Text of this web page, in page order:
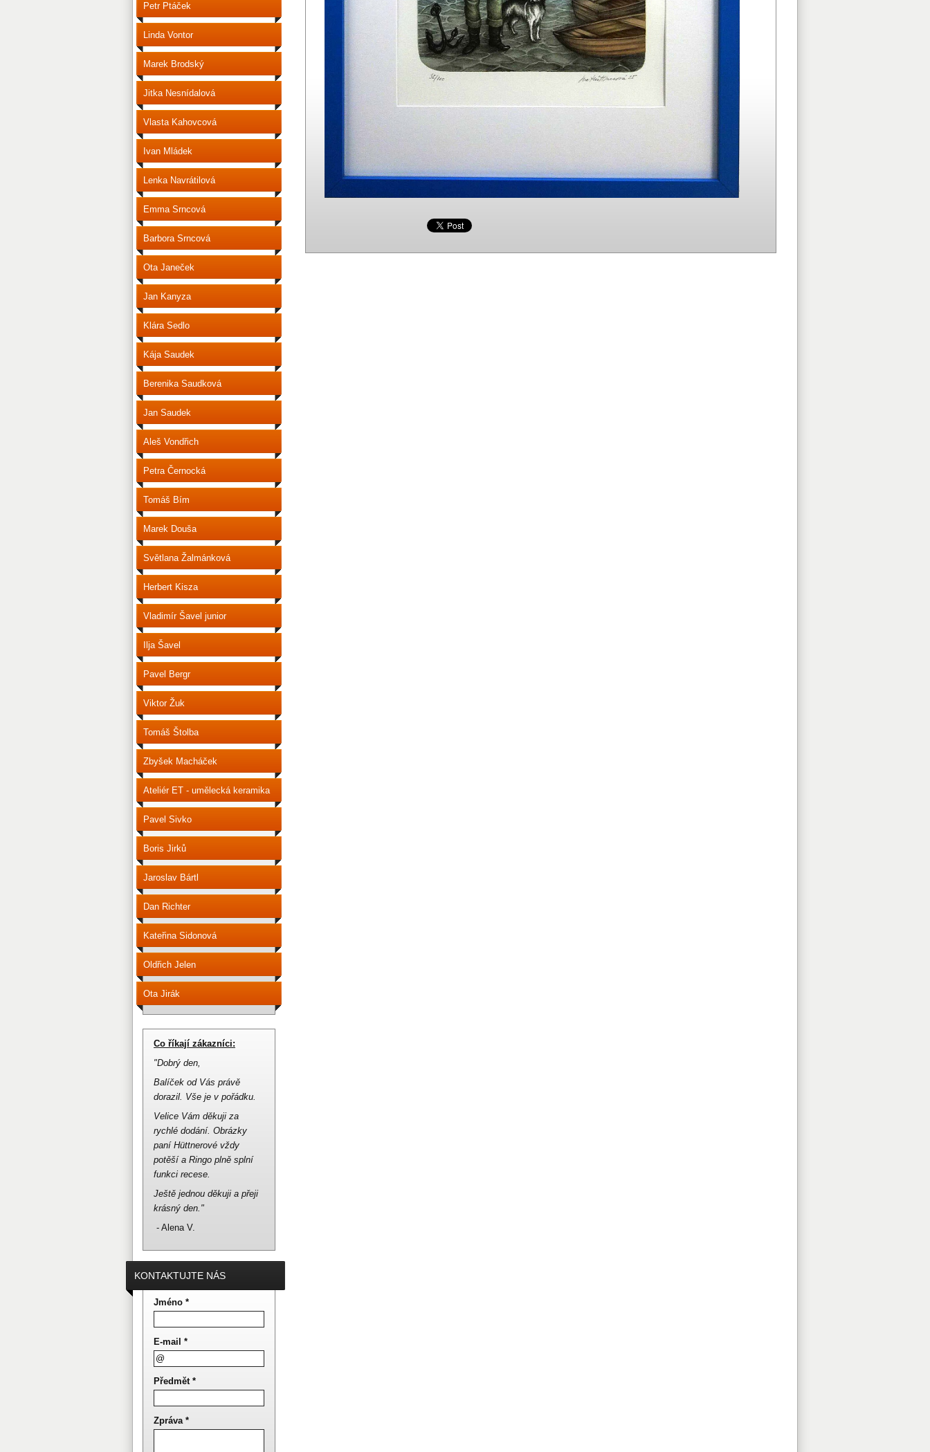
Petr Ptáček
Linda Vontor
Marek Brodský
Jitka Nesnídalová
Vlasta Kahovcová
Ivan Mládek
Lenka Navrátilová
Emma Srncová
Barbora Srncová
Ota Janeček
Jan Kanyza
Klára Sedlo
Kája Saudek
Berenika Saudková
Jan Saudek
Aleš Vondřich
Petra Černocká
Tomáš Bím
Marek Douša
Světlana Žalmánková
Herbert Kisza
Vladimír Šavel junior
Ilja Šavel
Pavel Bergr
Viktor Žuk
Tomáš Štolba
Zbyšek Macháček
Ateliér ET - umělecká keramika
Pavel Sivko
Boris Jirků
Jaroslav Bártl
Dan Richter
Kateřina Sidonová
Oldřich Jelen
Ota Jirák
Co říkají zákazníci:
"Dobrý den,
Balíček od Vás právě
dorazil. Vše je v pořádku.
Velice Vám děkuji za
rychlé dodání. Obrázky
paní Hüttnerové vždy
potěší a Ringo plně splní
funkci recese.
Ještě jednou děkuji a přeji
krásný den."
- Alena V.
KONTAKTUJTE NÁS
Jméno *
E-mail *
Předmět *
Zpráva *